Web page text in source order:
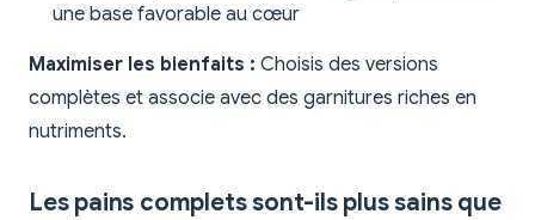
une base favorable au cœur
Maximiser les bienfaits : Choisis des versions
complètes et associe avec des garnitures riches en
nutriments.
Les pains complets sont-ils plus sains que